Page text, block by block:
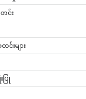
င်း
းများ
ြု